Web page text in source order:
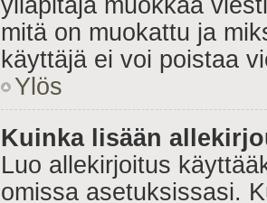
mitä on muokattu ja
käyttäjä ei voi poistaa
Ylös
Kuinka lisään
Luo allekirjoitus
omissa asetuksissasi.